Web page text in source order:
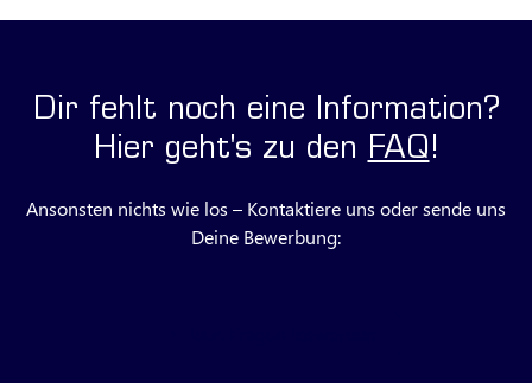
Dir fehlt noch eine Information?
Hier geht's zu den FAQ!
Ansonsten nichts wie los – Kontaktiere uns oder sende uns
Deine Bewerbung: